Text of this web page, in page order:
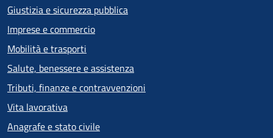
Giustizia e sicurezza pubblica
Imprese e commercio
Mobilità e trasporti
Salute, benessere e assistenza
Tributi, finanze e contravvenzioni
Vita lavorativa
Anagrafe e stato civile